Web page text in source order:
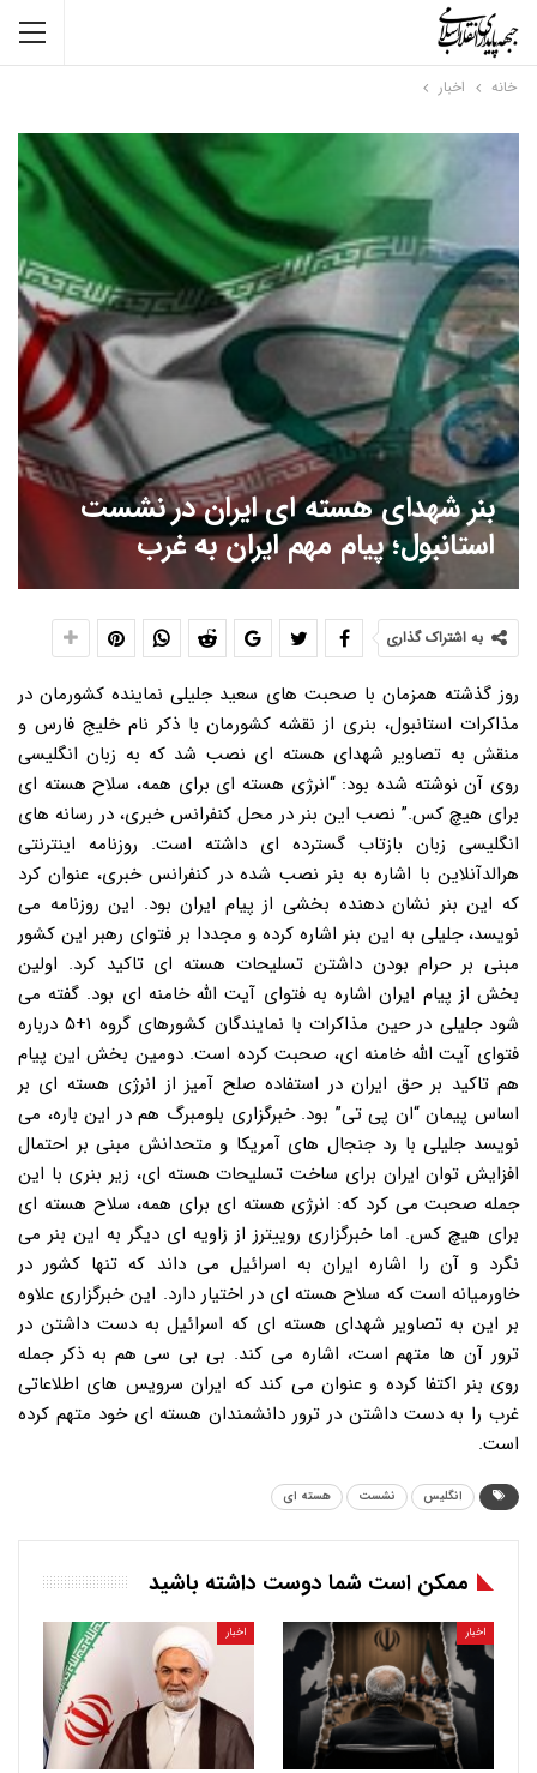
خانه اخبار
بنر شهدای هسته ای ایران در نشست
استانبول؛ پیام مهم ایران به غرب
به اشتراک گذاری
روز گذشته همزمان با صحبت های سعید جلیلی نماینده کشورمان در
مذاکرات استانبول، بنری از نقشه کشورمان با ذکر نام خلیج فارس و
منقش به تصاویر شهدای هسته ای نصب شد که به زبان انگلیسی
روی آن نوشته شده بود: “انرژی هسته ای برای همه، سلاح هسته ای
برای هیچ کس.” نصب این بنر در محل کنفرانس خبری، در رسانه های
انگلیسی زبان بازتاب گسترده ای داشته است. روزنامه اینترنتی
هرالدآنلاین با اشاره به بنر نصب شده در کنفرانس خبری، عنوان کرد
که این بنر نشان دهنده بخشی از پیام ایران بود. این روزنامه می
نویسد، جلیلی به این بنر اشاره کرده و مجددا بر فتوای رهبر این کشور
مبنی بر حرام بودن داشتن تسلیحات هسته ای تاکید کرد. اولین
بخش از پیام ایران اشاره به فتوای آیت الله خامنه ای بود. گفته می
شود جلیلی در حین مذاکرات با نمایندگان کشورهای گروه ۱+۵ درباره
فتوای آیت الله خامنه ای، صحبت کرده است. دومین بخش این پیام
هم تاکید بر حق ایران در استفاده صلح آمیز از انرژی هسته ای بر
اساس پیمان “ان پی تی” بود. خبرگزاری بلومبرگ هم در این باره، می
نویسد جلیلی با رد جنجال های آمریکا و متحدانش مبنی بر احتمال
افزایش توان ایران برای ساخت تسلیحات هسته ای، زیر بنری با این
جمله صحبت می کرد که: انرژی هسته ای برای همه، سلاح هسته ای
برای هیچ کس. اما خبرگزاری روییترز از زاویه ای دیگر به این بنر می
نگرد و آن را اشاره ایران به اسرائیل می داند که تنها کشور در
خاورمیانه است که سلاح هسته ای در اختیار دارد. این خبرگزاری علاوه
بر این به تصاویر شهدای هسته ای که اسرائیل به دست داشتن در
ترور آن ها متهم است، اشاره می کند. بی بی سی هم به ذکر جمله
روی بنر اکتفا کرده و عنوان می کند که ایران سرویس های اطلاعاتی
غرب را به دست داشتن در ترور دانشمندان هسته ای خود متهم کرده
است.
انگلیس نشست هسته ای
ممکن است شما دوست داشته باشید
اخبار اخبار